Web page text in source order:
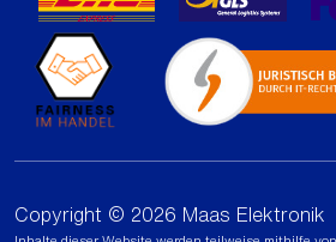
Copyright © 2026 Maas Elektronik